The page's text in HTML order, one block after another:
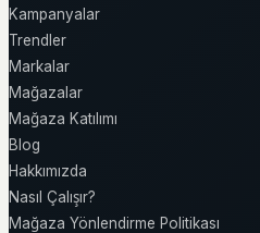
Kampanyalar
Trendler
Markalar
Mağazalar
Mağaza Katılımı
Blog
Hakkımızda
Nasıl Çalışır?
Mağaza Yönlendirme Politikası